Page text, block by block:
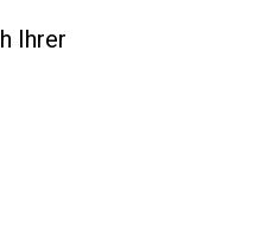
Ihrer